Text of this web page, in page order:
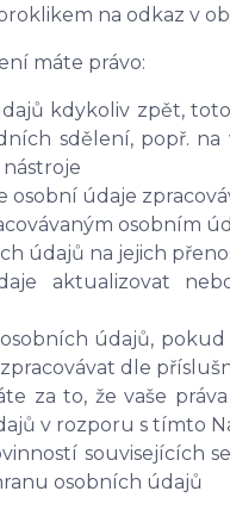
na odkaz v
máte právo:
kdykoliv zpět,
sdělení, popř.
osobní údaje
osobním
údajů na jejich
aktualizovat
údajů,
dle
za to, že vaše
v rozporu s tímto
souvisejících
osobních údajů